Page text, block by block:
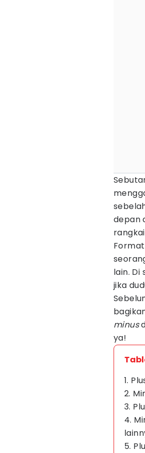
depan
lain. Di
jika
minus
ya!
1.
2.
3.
4.
5.